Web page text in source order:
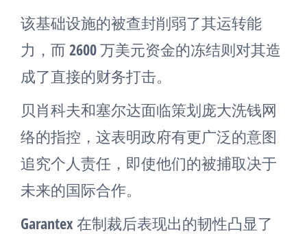
该基础设施的被查封削弱了其运转能
力，而 2600 万美元资金的冻结则对其造
成了直接的财务打击。
贝肖科夫和塞尔达面临策划庞大洗钱网
络的指控，这表明政府有更广泛的意图
追究个人责任，即使他们的被捕取决于
未来的国际合作。
Garantex 在制裁后表现出的韧性凸显了